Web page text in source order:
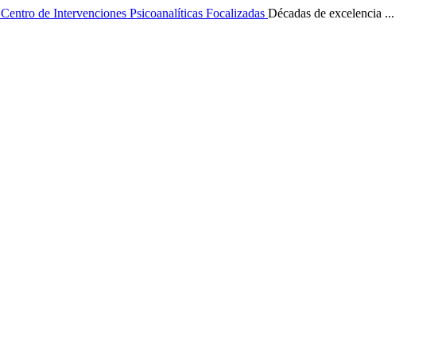
Centro de Intervenciones Psicoanalíticas Focalizadas Décadas de excelencia ...